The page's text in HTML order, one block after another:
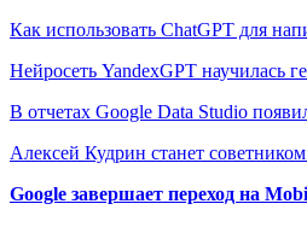
Как использовать ChatGPT для
Нейросеть YandexGPT научилась
В отчетах Google Data Studio
Алексей Кудрин станет
Google завершает переход на